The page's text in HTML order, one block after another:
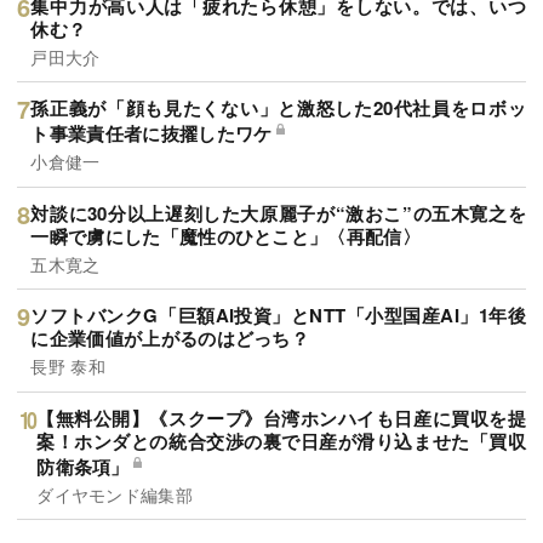
集中力が高い人は「疲れたら休憩」をしない。では、いつ
休む？
戸田大介
孫正義が「顔も見たくない」と激怒した20代社員をロボッ
ト事業責任者に抜擢したワケ
小倉健一
対談に30分以上遅刻した大原麗子が“激おこ”の五木寛之を
一瞬で虜にした「魔性のひとこと」〈再配信〉
五木寛之
ソフトバンクG「巨額AI投資」とNTT「小型国産AI」1年後
に企業価値が上がるのはどっち？
長野 泰和
【無料公開】《スクープ》台湾ホンハイも日産に買収を提
案！ホンダとの統合交渉の裏で日産が滑り込ませた「買収
防衛条項」
ダイヤモンド編集部